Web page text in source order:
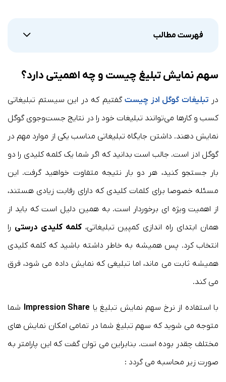
فهرست مطالب
سهم نمایش تبلیغ چیست و چه اهمیتی دارد؟
در تبلیغات گوگل ادز چیست گفتیم که در این سیستم تبلیغاتی
کسب و کارها می‌توانند تبلیغات خود را در نتایج جست‌وجوی گوگل
نمایش دهند. داشتن جایگاه تبلیغاتی مناسب یکی از موارد مهم در
گوگل ادز است. جالب است بدانید که اگر شما یک کلمه کلیدی را دو
بار جستجو کنید، هر دو بار نتیجه متفاوت خواهید گرفت. این
مسئله خصوصا برای کلمات کلیدی که دارای رقابت زیادی هستند،
از اهمیت ویژه ای برخوردار است. به همین دلیل است که باید از
همان ابتدای راه اندازی کمپین تبلیغاتی،کلمه کلیدی درستی را
انتخاب کرد. پس همیشه به خاطر داشته باشید که کلمه کلیدی
همیشه ثابت می ماند، اما تبلیغی که نمایش داده می شود، فرق
می کند.
با استفاده از نرخ سهم نمایش تبلیغ یا Impression Share شما
متوجه می شوید که سهم تبلیغ شما در تمامی امکان نمایش های
مختلف چقدر بوده است. بنابراین می توان گفت که این پارامتر به
صورت زیر محاسبه می گردد :